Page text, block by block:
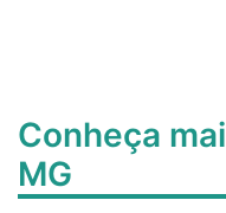
Conheça
MG